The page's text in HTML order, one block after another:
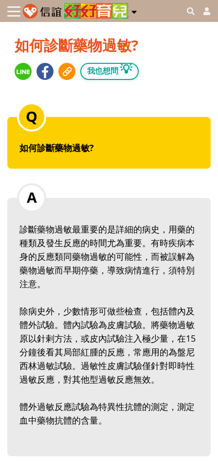
如何診斷藥物過敏?
我也想問 💡
如何診斷藥物過敏?
診斷藥物過敏最重要的是詳細的病史，用藥的
種類及發生反應的時間尤為重要。有時疾病本
身的反應類同藥物過敏的可能性，而被誤解為
藥物過敏而早期停藥，導致病情進行，須特別
注意。
除病史外，少數情形可做些檢查，包括體內及
體外試驗。體內試驗為皮膚試驗。將藥物過敏
原以針剌方法，或皮內試驗注入極少量，在15
分鐘後看其局部紅腫的反應，常應用的為盤尼
西林過敏試驗。過敏性皮膚試驗僅針對即時性
過敏反應，對其他型過敏反應無效。
體外過敏反應試驗為特異性抗體的測定，測定
血中藥物抗體的含量。